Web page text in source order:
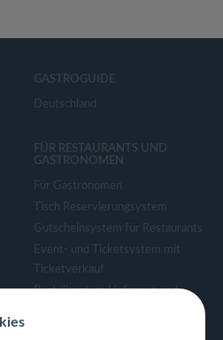
GASTROGUIDE
Deutschland
FÜR RESTAURANTS UND
GASTRONOMEN
Für Gastronomen
Tisch Reservierungsystem
Gutscheinsystem für Restaurants
Event- und Ticketsystem mit
Ticketverkauf
Bestellsystem Lieferung und